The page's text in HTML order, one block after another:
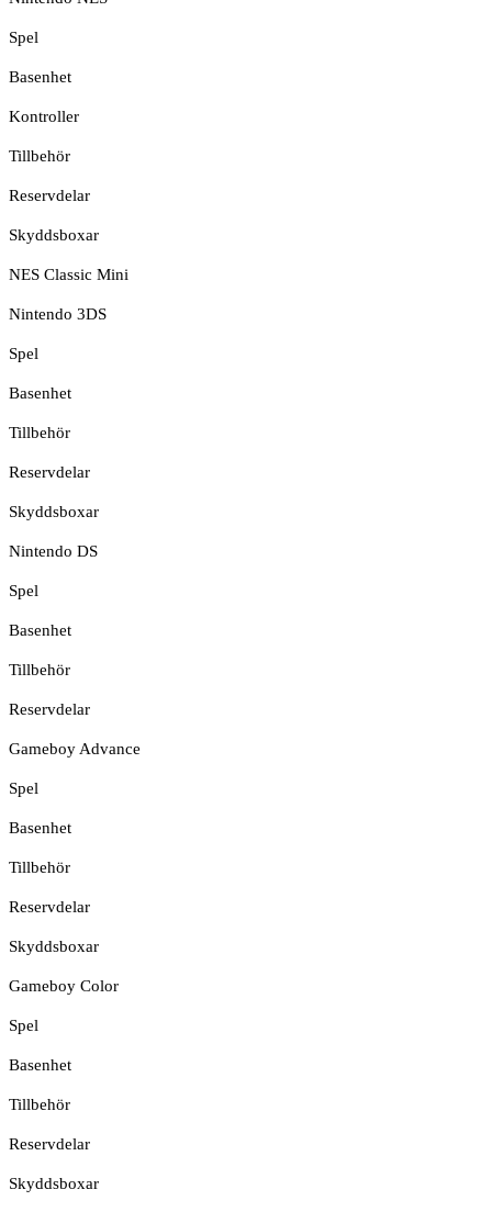
Spel
Basenhet
Kontroller
Tillbehör
Reservdelar
Skyddsboxar
NES Classic Mini
Nintendo 3DS
Spel
Basenhet
Tillbehör
Reservdelar
Skyddsboxar
Nintendo DS
Spel
Basenhet
Tillbehör
Reservdelar
Gameboy Advance
Spel
Basenhet
Tillbehör
Reservdelar
Skyddsboxar
Gameboy Color
Spel
Basenhet
Tillbehör
Reservdelar
Skyddsboxar